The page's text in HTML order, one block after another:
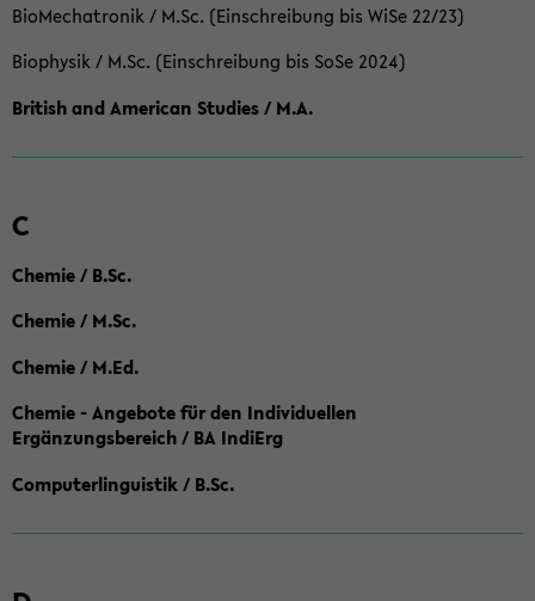
BioMechatronik / M.Sc. (Einschreibung bis WiSe 22/23)
Biophysik / M.Sc. (Einschreibung bis SoSe 2024)
British and American Studies / M.A.
C
Chemie / B.Sc.
Chemie / M.Sc.
Chemie / M.Ed.
Chemie - Angebote für den Individuellen
Ergänzungsbereich / BA IndiErg
Computerlinguistik / B.Sc.